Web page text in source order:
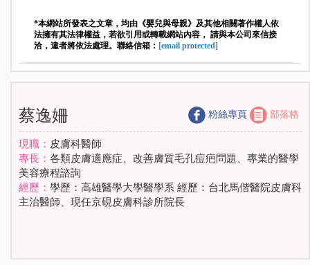
*本網站所發表之文章，均由《嬰兒與母親》及其他相關著作權人依
法擁有其法律權益，若欲引用或轉載網站內容， 請與本公司來信接
洽，違者將依法處理。聯絡信箱： [email protected]
蔡逸姍 粉絲專頁 部落格
現職： 皮膚科醫師
專長： 各類皮膚適應症、改善膚質毛孔痘疤問題、專業的醫學
美容療程諮詢
經歷： 學歷：高雄醫學大學醫學系 經歷：台北馬偕醫院皮膚科
主治醫師、現任京硯皮膚科診所院長